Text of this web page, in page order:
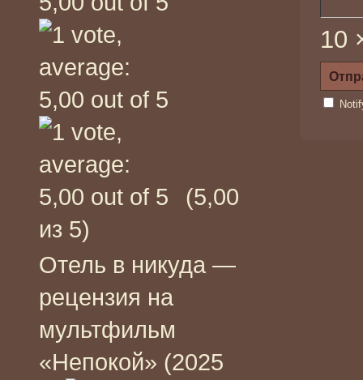
(5,00
из 5)
Отель в никуда —
рецензия на
мультфильм
«Непокой» (2025
10